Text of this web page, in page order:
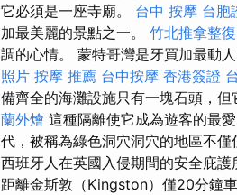
它必須是一座寺廟。 台中 按摩 台胞
加最美麗的景點之一。 竹北推拿整復
調的心情。 蒙特哥灣是牙買加最動
照片 按摩 推薦 台中按摩 香港簽證
備齊全的海灘設施只有一塊石頭，
蘭外燴 這種隔離使它成為遊客的最
代，被稱為綠色洞穴洞穴的地區不僅
西班牙人在英國入侵期間的安全庇護
距離金斯敦（Kingston）僅20分鐘